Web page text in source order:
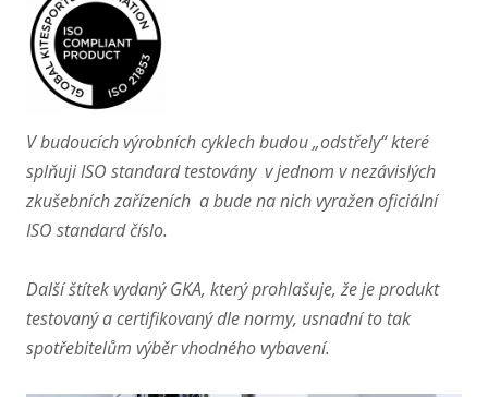
V budoucích výrobních cyklech budou „odstřely“ které
splňuji ISO standard testovány v jednom v nezávislých
zkušebních zařízeních a bude na nich vyražen oficiální
ISO standard číslo.
Další štítek vydaný GKA, který prohlašuje, že je produkt
testovaný a certifikovaný dle normy, usnadní to tak
spotřebitelům výběr vhodného vybavení.